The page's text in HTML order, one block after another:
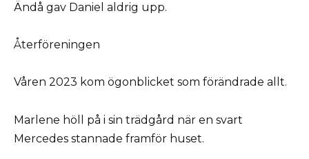
Ändå gav Daniel aldrig upp.
Återföreningen
Våren 2023 kom ögonblicket som förändrade allt.
Marlene höll på i sin trädgård när en svart
Mercedes stannade framför huset.